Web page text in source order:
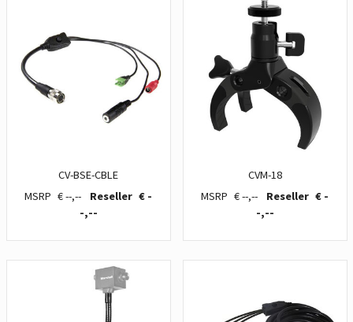
CV-BSE-CBLE
€ --,--
€ -
-,--
CVM-18
€ --,--
€ -
-,--